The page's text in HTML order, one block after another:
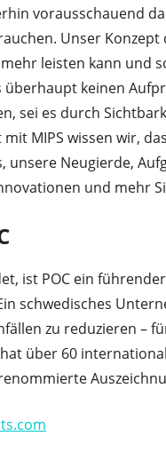
vorausschauend
Unser
leisten kann und
überhaupt keinen
sei es durch
MIPS wissen wir,
unsere Neugierde,
und mehr
ist POC ein
schwedisches
zu reduzieren –
hat über 60